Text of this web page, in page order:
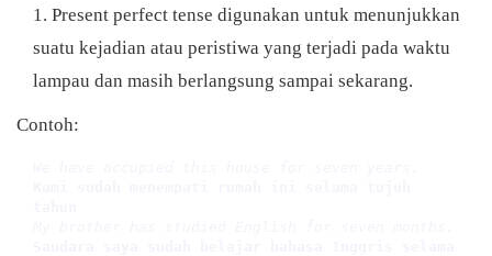
Present perfect tense digunakan untuk menunjukkan
suatu kejadian atau peristiwa yang terjadi pada waktu
lampau dan masih berlangsung sampai sekarang.
Contoh: